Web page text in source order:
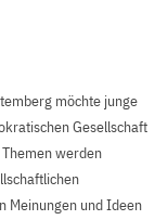
möchte junge
Gesellschaft
werden
Meinungen und Ideen